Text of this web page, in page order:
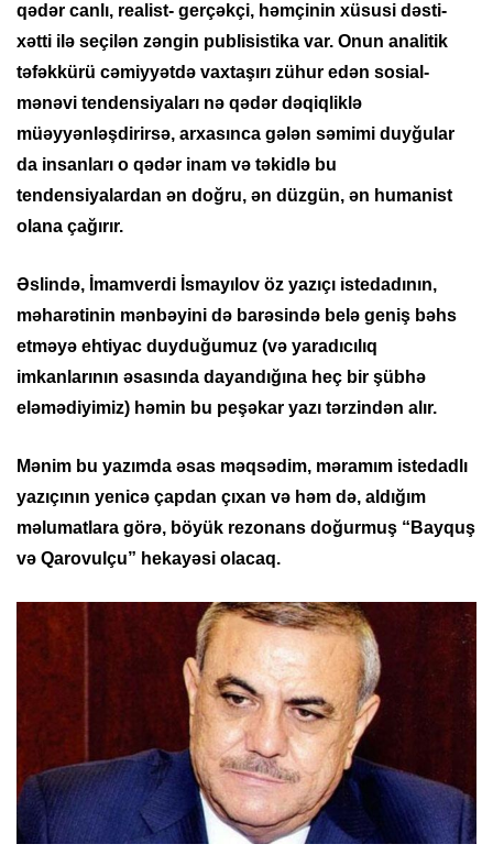
qədər canlı, realist- gerçəkçi, həmçinin xüsusi dəsti-
xətti ilə seçilən zəngin publisistika var. Onun analitik
təfəkkürü cəmiyyətdə vaxtaşırı zühur edən sosial-
mənəvi tendensiyaları nə qədər dəqiqliklə
müəyyənləşdirirsə, arxasınca gələn səmimi duyğular
da insanları o qədər inam və təkidlə bu
tendensiyalardan ən doğru, ən düzgün, ən humanist
olana çağırır.
Əslində, İmamverdi İsmayılov öz yazıçı istedadının,
məharətinin mənbəyini də barəsində belə geniş bəhs
etməyə ehtiyac duyduğumuz (və yaradıcılıq
imkanlarının əsasında dayandığına heç bir şübhə
eləmədiyimiz) həmin bu peşəkar yazı tərzindən alır.
Mənim bu yazımda əsas məqsədim, məramım istedadlı
yazıçının yenicə çapdan çıxan və həm də, aldığım
məlumatlara görə, böyük rezonans doğurmuş “Bayquş
və Qarovulçu” hekayəsi olacaq.